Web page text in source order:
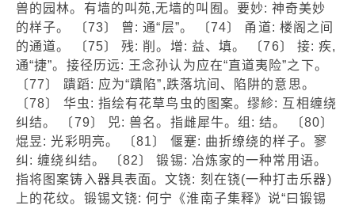
兽的园林。有墙的叫苑,无墙的叫囿。要妙: 神奇美妙
的样子。 〔73〕 曾: 通“层”。 〔74〕 甬道: 楼阁之间
的通道。 〔75〕 残: 削。增: 益、填。 〔76〕 接: 疾,
通“捷”。接径历远: 王念孙认为应在“直道夷险”之下。
〔77〕 蹪蹈: 应为“蹪陷”,跌落坑间、陷阱的意思。
〔78〕 华虫: 指绘有花草鸟虫的图案。缪紾: 互相缠绕
纠结。 〔79〕 兕: 兽名。指雌犀牛。组: 结。 〔80〕
焜昱: 光彩明亮。 〔81〕 偃蹇: 曲折缭绕的样子。寥
纠: 缠绕纠结。 〔82〕 锻锡: 冶炼家的一种常用语。
指将图案铸入器具表面。文铙: 刻在铙(一种打击乐器)
上的花纹。锻锡文铙: 何宁《淮南子集释》说“曰锻锡